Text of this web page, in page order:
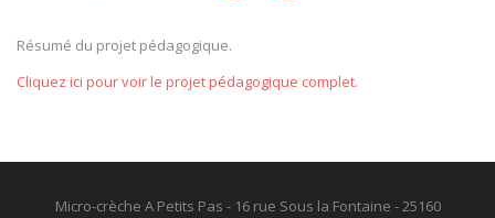
Résumé du projet pédagogique.
Cliquez ici pour voir le projet pédagogique complet.
Micro-crèche A Petits Pas - 16 rue Sous la Fontaine - 25160